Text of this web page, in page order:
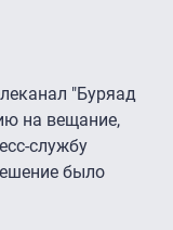
"Буряад
на вещание,
службу
было